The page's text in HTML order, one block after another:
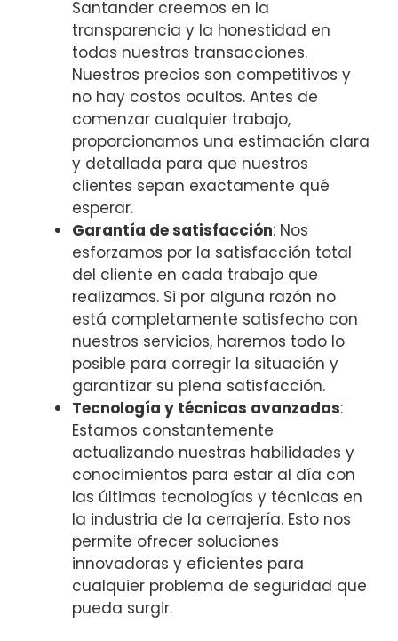
Santander creemos en la
transparencia y la honestidad en
todas nuestras transacciones.
Nuestros precios son competitivos y
no hay costos ocultos. Antes de
comenzar cualquier trabajo,
proporcionamos una estimación clara
y detallada para que nuestros
clientes sepan exactamente qué
esperar.
Garantía de satisfacción: Nos
esforzamos por la satisfacción total
del cliente en cada trabajo que
realizamos. Si por alguna razón no
está completamente satisfecho con
nuestros servicios, haremos todo lo
posible para corregir la situación y
garantizar su plena satisfacción.
Tecnología y técnicas avanzadas:
Estamos constantemente
actualizando nuestras habilidades y
conocimientos para estar al día con
las últimas tecnologías y técnicas en
la industria de la cerrajería. Esto nos
permite ofrecer soluciones
innovadoras y eficientes para
cualquier problema de seguridad que
pueda surgir.